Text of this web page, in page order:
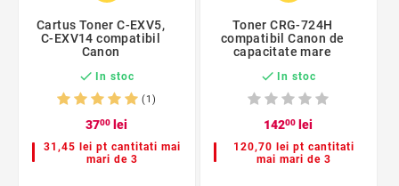
Cartus Toner C-EXV5,
C-EXV14 compatibil
Canon
 In stoc
(1)
3700 lei
31,45 lei pt cantitati mai
mari de 3
Toner CRG-724H
compatibil Canon de
capacitate mare
 In stoc
14200 lei
120,70 lei pt cantitati
mai mari de 3